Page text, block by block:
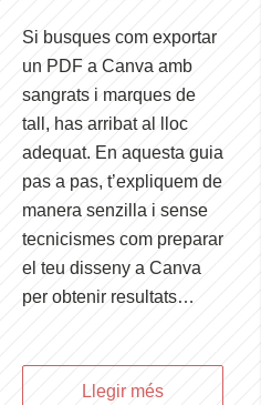
Si busques com exportar
un PDF a Canva amb
sangrats i marques de
tall, has arribat al lloc
adequat. En aquesta guia
pas a pas, t’expliquem de
manera senzilla i sense
tecnicismes com preparar
el teu disseny a Canva
per obtenir resultats…
Llegir més